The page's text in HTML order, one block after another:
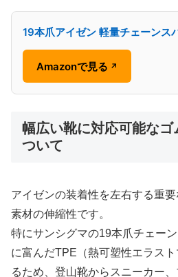
19本爪アイゼン 軽量チェーンス
Amazonで見る ↗
幅広い靴に対応可能なゴ
ついて
アイゼンの装着性を左右する重
素材の伸縮性です。
特にサンシグマの19本爪チェー
に富んだTPE（熱可塑性エラス
るため、登山靴からスニーカー